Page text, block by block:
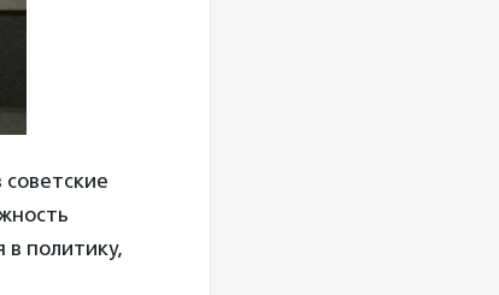
в политику,